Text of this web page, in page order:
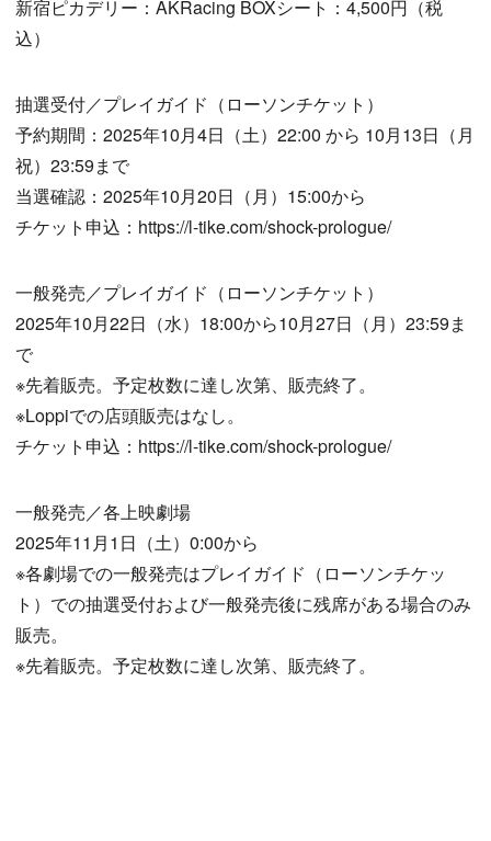
新宿ピカデリー：AKRacing BOXシート：4,500円（税
込）
抽選受付／プレイガイド（ローソンチケット）
予約期間：2025年10月4日（土）22:00 から 10月13日（月
祝）23:59まで
当選確認：2025年10月20日（月）15:00から
チケット申込：https://l-tike.com/shock-prologue/
一般発売／プレイガイド（ローソンチケット）
2025年10月22日（水）18:00から10月27日（月）23:59ま
で
※先着販売。予定枚数に達し次第、販売終了。
※Loppiでの店頭販売はなし。
チケット申込：https://l-tike.com/shock-prologue/
一般発売／各上映劇場
2025年11月1日（土）0:00から
※各劇場での一般発売はプレイガイド（ローソンチケッ
ト）での抽選受付および一般発売後に残席がある場合のみ
販売。
※先着販売。予定枚数に達し次第、販売終了。